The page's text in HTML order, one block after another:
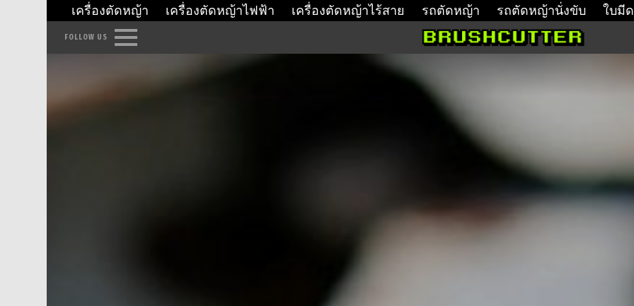
เครื่องตัดหญ้า เครื่องตัดหญ้าไฟฟ้า เครื่องตัดหญ้าไร้สาย รถตัดหญ้า รถตัดหญ้านั่งขับ ใบมี
FOLLOW US
Menu